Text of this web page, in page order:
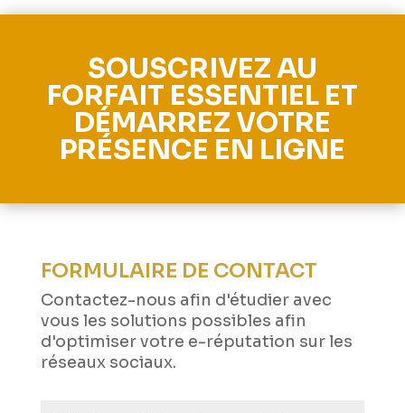
SOUSCRIVEZ AU
FORFAIT ESSENTIEL ET
DÉMARREZ VOTRE
PRÉSENCE EN LIGNE
FORMULAIRE DE CONTACT
Contactez-nous afin d'étudier avec
vous les solutions possibles afin
d'optimiser votre e-réputation sur les
réseaux sociaux.